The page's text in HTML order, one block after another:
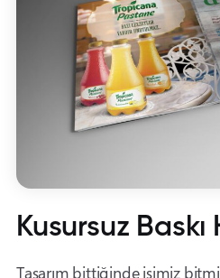
Kusursuz Baskı
Tasarım bittiğinde işimiz